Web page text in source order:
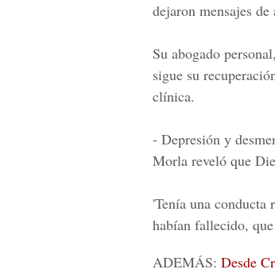
dejaron mensajes
Su abogado
sigue su
clínica.
- Depresión y
Morla reveló que
'Tenía una conducta
habían fallecido,
ADEMÁS: Desde